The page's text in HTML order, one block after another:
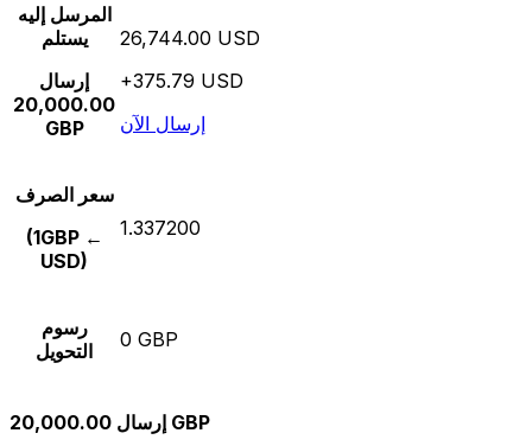
المرسل إليه
يستلم
إرسال
20,000.00
GBP
26,744.00 USD
+375.79 USD
إرسال الآن
سعر الصرف
(1GBP ←
USD)
1.337200
رسوم
التحويل
0 GBP
إرسال 20,000.00 GBP